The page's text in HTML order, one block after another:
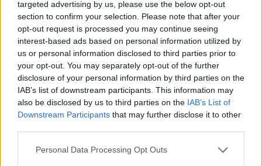
targeted advertising by us, please use the below opt-out
section to confirm your selection. Please note that after your
opt-out request is processed you may continue seeing
interest-based ads based on personal information utilized by
us or personal information disclosed to third parties prior to
your opt-out. You may separately opt-out of the further
disclosure of your personal information by third parties on the
IAB’s list of downstream participants. This information may
also be disclosed by us to third parties on the IAB’s List of
Downstream Participants that may further disclose it to other
Personal Data Processing Opt Outs
Sateen määrä (kertymä) lähipäivinä
(mm), ennuste
2.9 mm
1.2 mm
0 mm